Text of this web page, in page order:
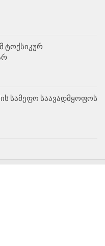
ტოქსიკურ
სამეფო საავადმყოფოს